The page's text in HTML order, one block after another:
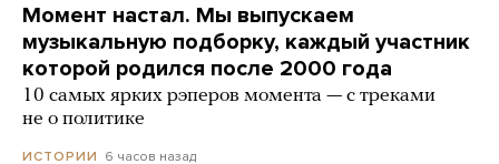
Момент настал. Мы выпускаем
музыкальную подборку, каждый участник
которой родился после 2000 года
10 самых ярких рэперов момента — с треками
не о политике
ИСТОРИИ 6 часов назад